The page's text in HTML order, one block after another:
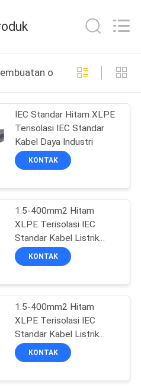
online
IEC Standar Hitam XLPE
Terisolasi IEC Standar
Kabel Daya Industri
KONTAK
1.5-400mm2 Hitam
XLPE Terisolasi IEC
Standar Kabel Listrik
Industri
KONTAK
1.5-400mm2 Hitam
XLPE Terisolasi IEC
Standar Kabel Listrik
Industri
KONTAK